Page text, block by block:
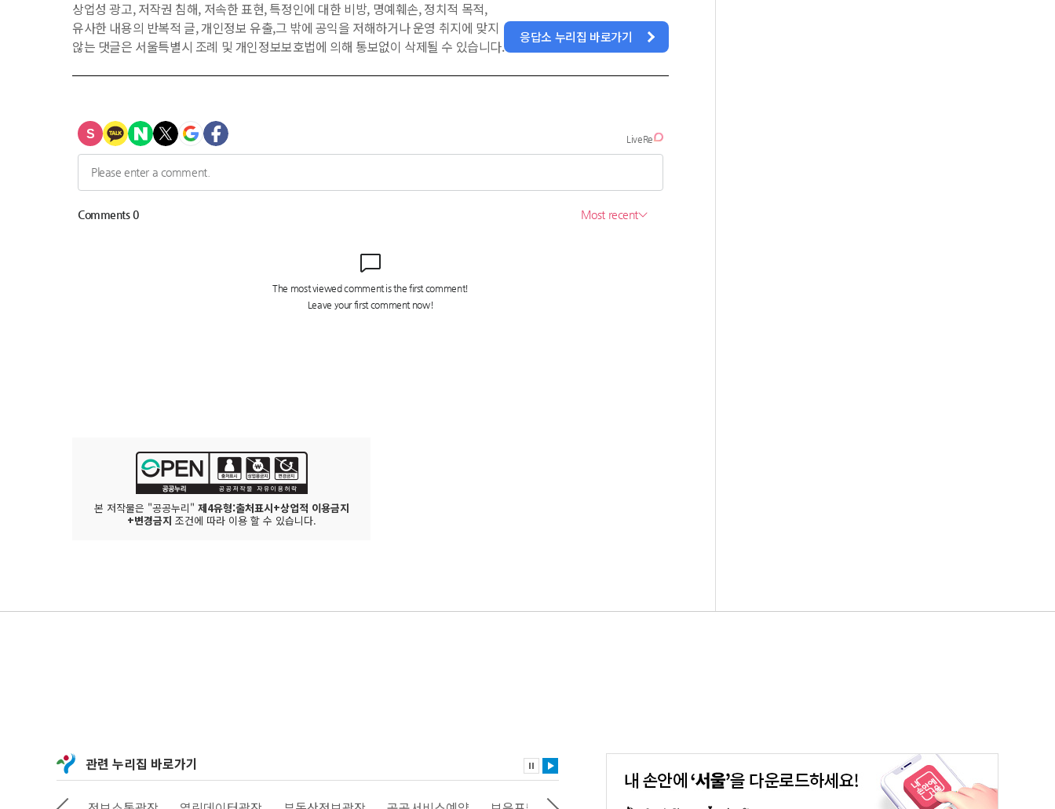
상업성 광고, 저작권 침해, 저속한 표현, 특정인에 대한 비방, 명예훼손, 정치적 목적,
유사한 내용의 반복적 글, 개인정보 유출,그 밖에 공익을 저해하거나 운영 취지에 맞지
않는 댓글은 서울특별시 조례 및 개인정보보호법에 의해 통보없이 삭제될 수 있습니다.
응답소 누리집 바로가기
본 저작물은 "공공누리" 제4유형:출처표시+상업적 이용금지
+변경금지 조건에 따라 이용 할 수 있습니다.
관련 누리집 바로가기 내